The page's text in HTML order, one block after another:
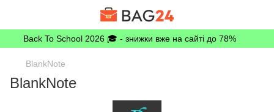
Back To School 2026 🎓 - знижки вже на сайті до 78%
BlankNote
BlankNote